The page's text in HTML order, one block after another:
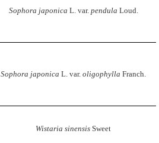
Sophora japonica L. var. pendula Loud.
Sophora japonica L. var. oligophylla Franch.
Wistaria sinensis Sweet